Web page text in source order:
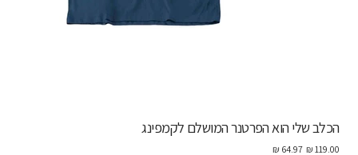
הכלב שלי הוא הפרטנר המושלם לקמפינג
מחיר
מחיר
‏64.97 ‏₪